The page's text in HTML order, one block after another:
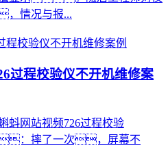
情况与报...
过程校验仪不开机维修案
蚪网站视频726过程校验
：摔了一次，屏幕不